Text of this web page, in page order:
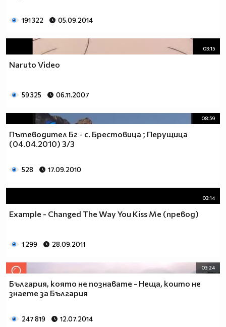
191 322 05.09.2014
03:15
Naruto Video
59 325 06.11.2007
08:59
Пътеводител Бг - с. Брестовица ; Перущица
(04.04.2010) 3/3
528 17.09.2010
03:14
Example - Changed The Way You Kiss Me (превод)
1 299 28.09.2011
03:24
България, която не познавате - Неща, които не
знаете за България
247 819 12.07.2014